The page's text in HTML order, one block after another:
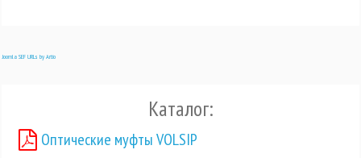
Joomla SEF URLs by Artio
Каталог:
Оптические муфты VOLSIP